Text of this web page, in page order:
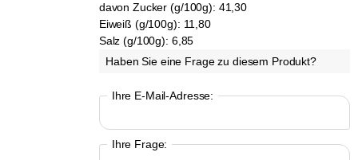
davon Zucker (g/100g): 41,30
Eiweiß (g/100g): 11,80
Salz (g/100g): 6,85
Haben Sie eine Frage zu diesem Produkt?
Ihre E-Mail-Adresse:
Ihre Frage: